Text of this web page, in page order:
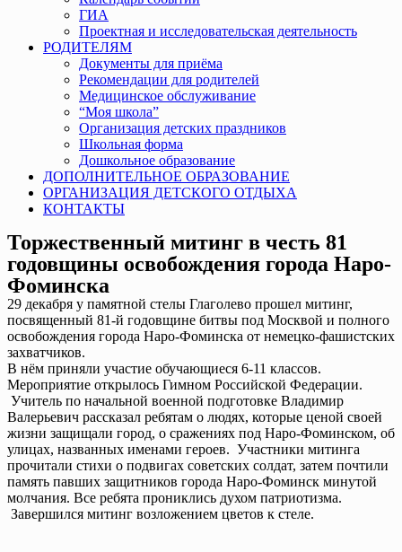
ГИА
Проектная и исследовательская деятельность
РОДИТЕЛЯМ
Документы для приёма
Рекомендации для родителей
Медицинское обслуживание
“Моя школа”
Организация детских праздников
Школьная форма
Дошкольное образование
ДОПОЛНИТЕЛЬНОЕ ОБРАЗОВАНИЕ
ОРГАНИЗАЦИЯ ДЕТСКОГО ОТДЫХА
КОНТАКТЫ
Торжественный митинг в честь 81
годовщины освобождения города Наро-
Фоминска
29 декабря у памятной стелы Глаголево прошел митинг,
посвященный 81-й годовщине битвы под Москвой и полного
освобождения города Наро-Фоминска от немецко-фашистских
захватчиков.
В нём приняли участие обучающиеся 6-11 классов.
Мероприятие открылось Гимном Российской Федерации.
Учитель по начальной военной подготовке Владимир
Валерьевич рассказал ребятам о людях, которые ценой своей
жизни защищали город, о сражениях под Наро-Фоминском, об
улицах, названных именами героев. Участники митинга
прочитали стихи о подвигах советских солдат, затем почтили
память павших защитников города Наро-Фоминск минутой
молчания. Все ребята прониклись духом патриотизма.
Завершился митинг возложением цветов к стеле.